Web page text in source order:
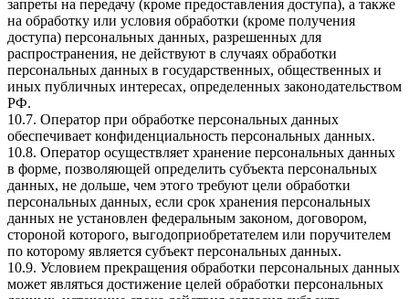
запреты на передачу (кроме предоставления доступа), а также
на обработку или условия обработки (кроме получения
доступа) персональных данных, разрешенных для
распространения, не действуют в случаях обработки
персональных данных в государственных, общественных и
иных публичных интересах, определенных законодательством
РФ.
10.7. Оператор при обработке персональных данных
обеспечивает конфиденциальность персональных данных.
10.8. Оператор осуществляет хранение персональных данных
в форме, позволяющей определить субъекта персональных
данных, не дольше, чем этого требуют цели обработки
персональных данных, если срок хранения персональных
данных не установлен федеральным законом, договором,
стороной которого, выгодоприобретателем или поручителем
по которому является субъект персональных данных.
10.9. Условием прекращения обработки персональных данных
может являться достижение целей обработки персональных